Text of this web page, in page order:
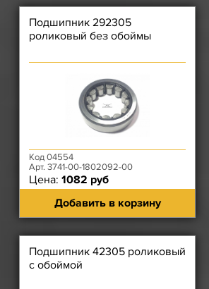
Подшипник 292305
роликовый без обоймы
Код 04554
Арт. 3741-00-1802092-00
Цена: 1082 руб
Добавить в корзину
Подшипник 42305 роликовый
с обоймой